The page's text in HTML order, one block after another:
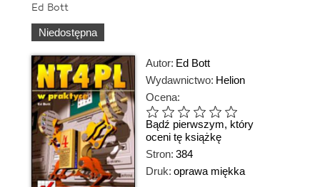
Ed Bott
Niedostępna
Autor: Ed Bott
Wydawnictwo: Helion
Ocena:
Bądź pierwszym, który
oceni tę książkę
Stron: 384
Druk: oprawa miękka